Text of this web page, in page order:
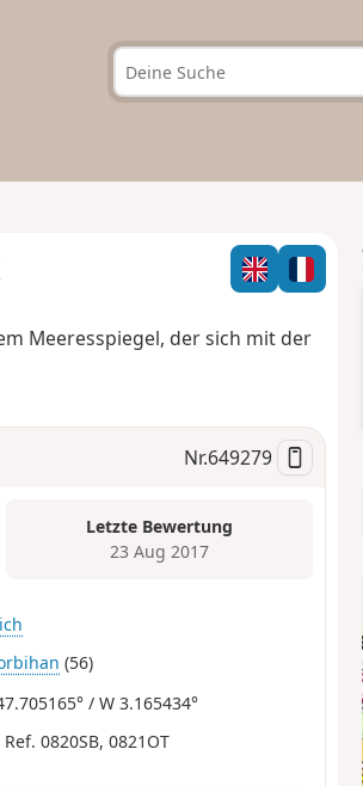
Meeresspiegel, der sich mit der
Nr.649279
Letzte Bewertung
23 Aug 2017
(56)
/ W 3.165434°
Ref. 0820SB, 0821OT